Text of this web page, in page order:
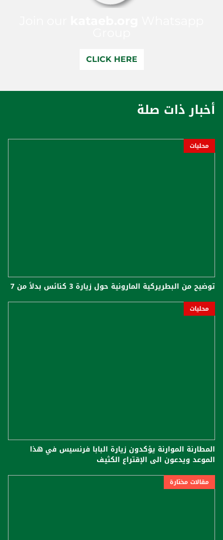
CLICK HERE
أخبار ذات صلة
محليات
توضيح من البطريركية المارونية حول زيارة 3 كنائس بدلاً من 7
محليات
المطارنة الموارنة يؤكدون زيارة البابا فرنسيس في هذا
الموعد ويدعون الى الإقتراع الكثيف
مقالات مختارة